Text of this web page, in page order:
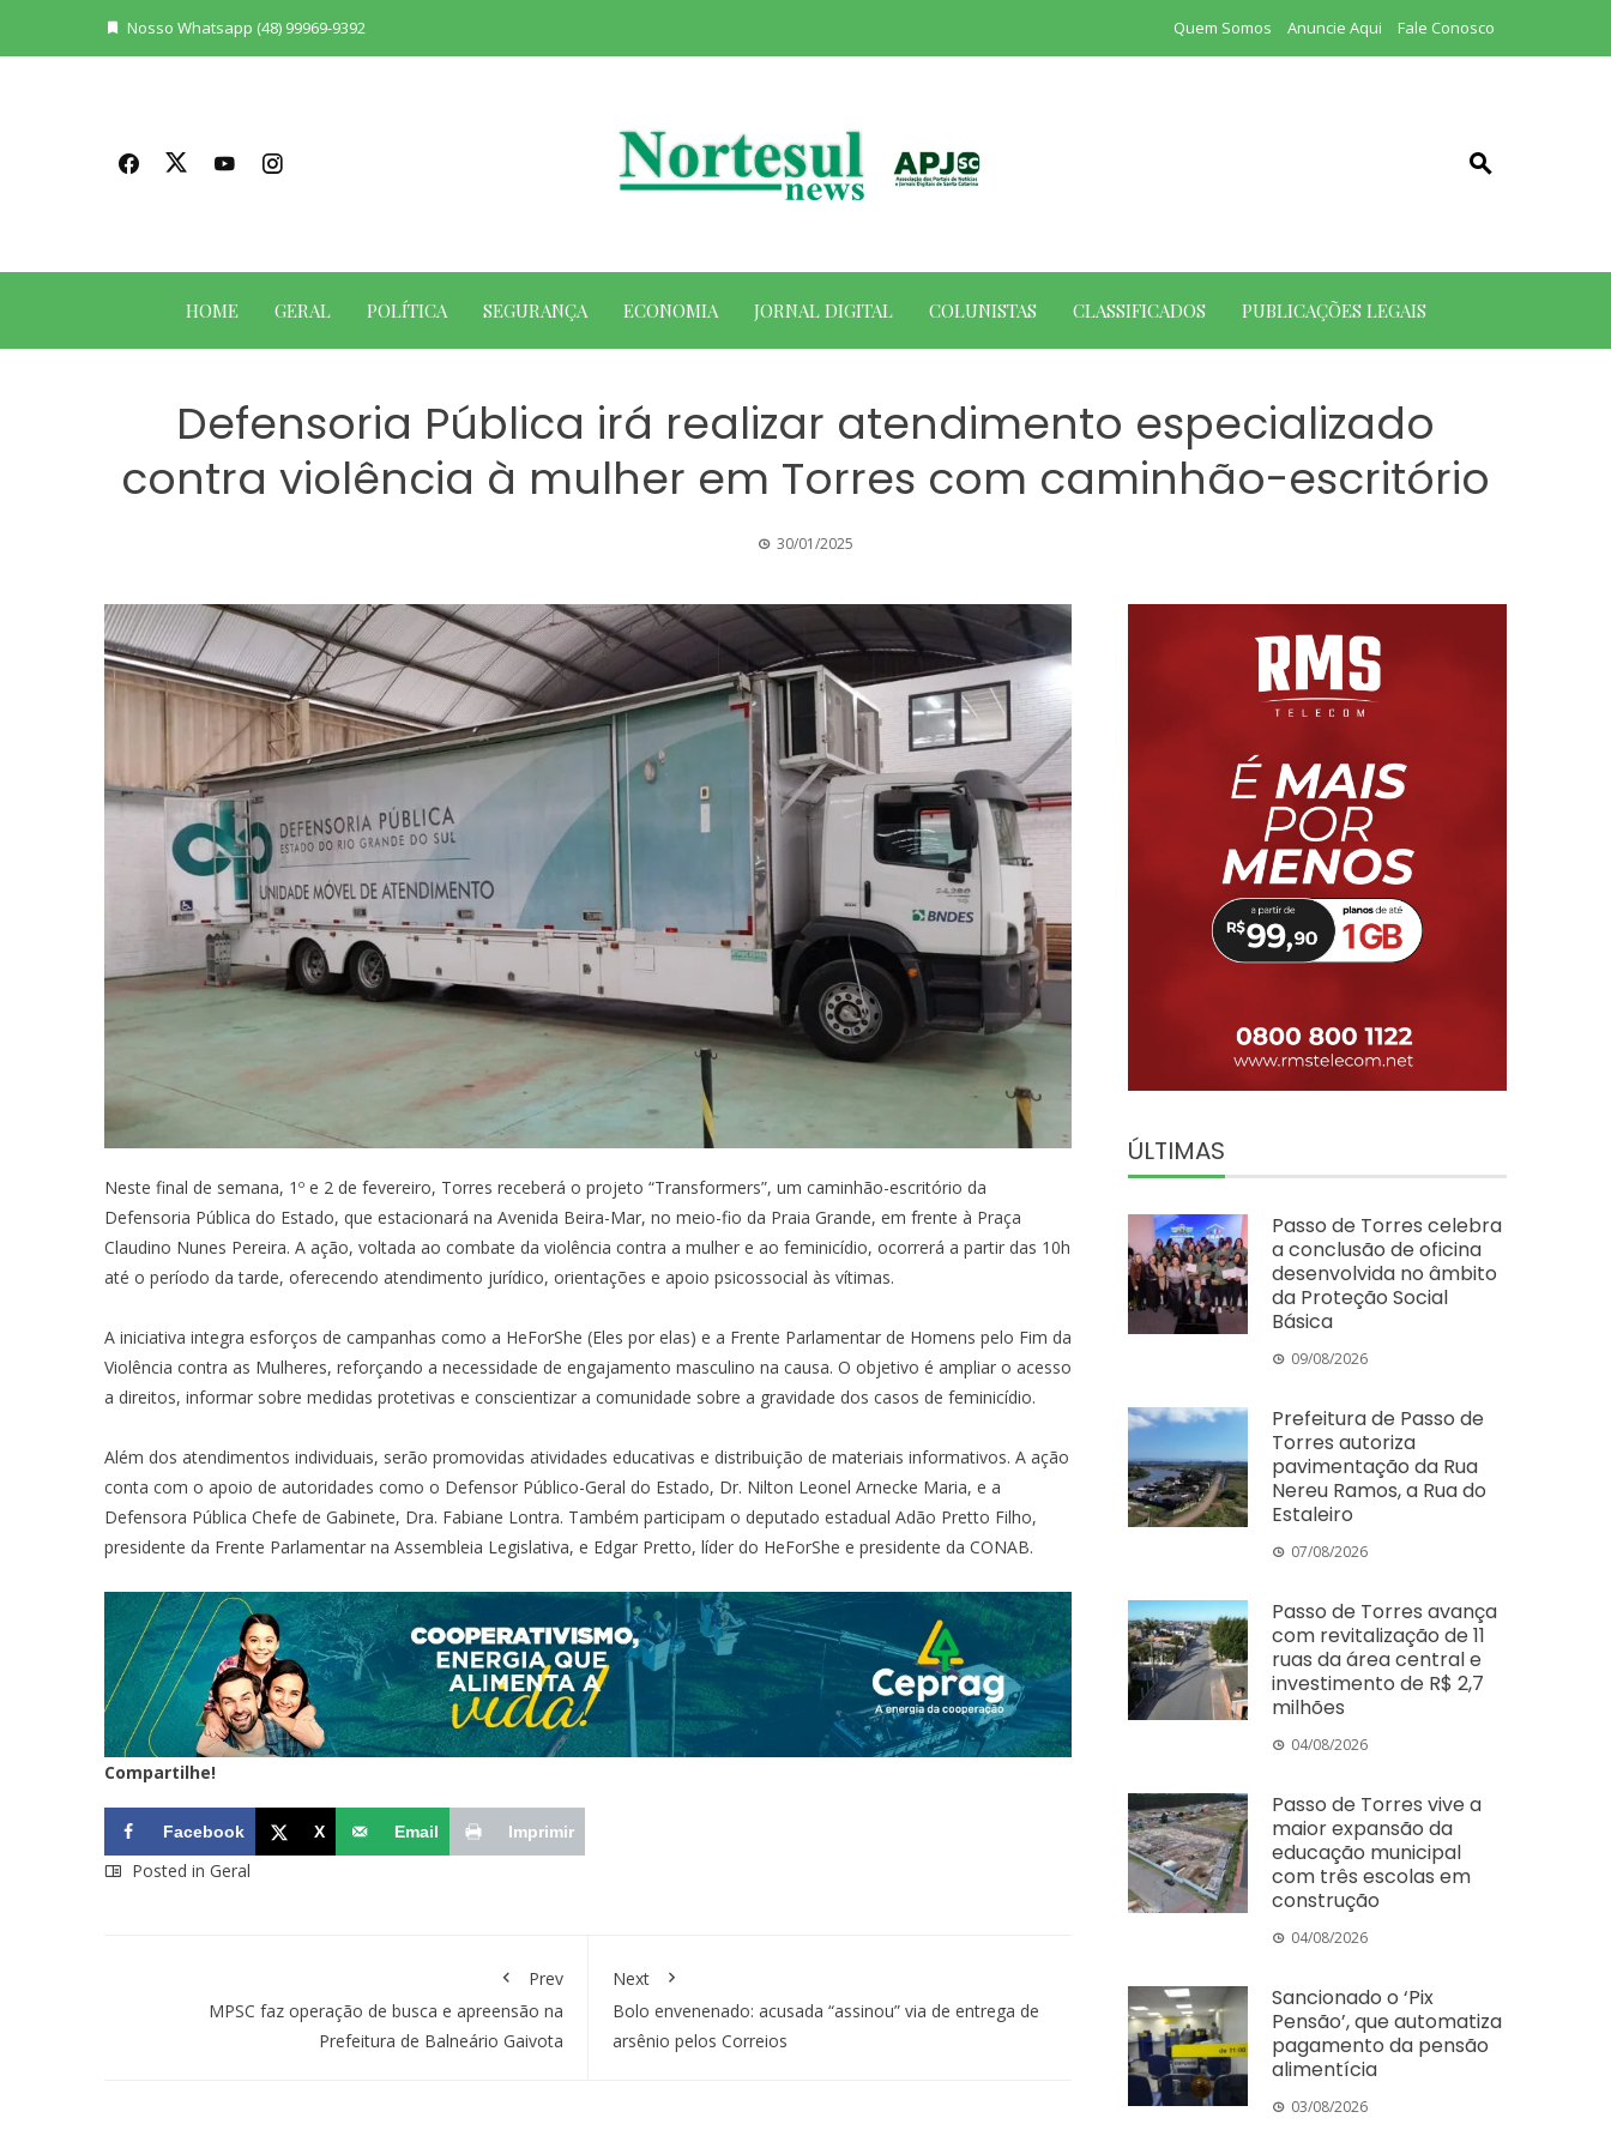
Nosso Whatsapp (48) 99969-9392 Quem Somos Anuncie Aqui Fale Conosco
HOME GERAL POLÍTICA SEGURANÇA ECONOMIA JORNAL DIGITAL COLUNISTAS CLASSIFICADOS PUBLICAÇÕES LEGAIS
Defensoria Pública irá realizar atendimento especializado
contra violência à mulher em Torres com caminhão-escritório
30/01/2025
Neste final de semana, 1º e 2 de fevereiro, Torres receberá o projeto “Transformers”, um caminhão-escritório da
Defensoria Pública do Estado, que estacionará na Avenida Beira-Mar, no meio-fio da Praia Grande, em frente à Praça
Claudino Nunes Pereira. A ação, voltada ao combate da violência contra a mulher e ao feminicídio, ocorrerá a partir das 10h
até o período da tarde, oferecendo atendimento jurídico, orientações e apoio psicossocial às vítimas.
A iniciativa integra esforços de campanhas como a HeForShe (Eles por elas) e a Frente Parlamentar de Homens pelo Fim da
Violência contra as Mulheres, reforçando a necessidade de engajamento masculino na causa. O objetivo é ampliar o acesso
a direitos, informar sobre medidas protetivas e conscientizar a comunidade sobre a gravidade dos casos de feminicídio.
Além dos atendimentos individuais, serão promovidas atividades educativas e distribuição de materiais informativos. A ação
conta com o apoio de autoridades como o Defensor Público-Geral do Estado, Dr. Nilton Leonel Arnecke Maria, e a
Defensora Pública Chefe de Gabinete, Dra. Fabiane Lontra. Também participam o deputado estadual Adão Pretto Filho,
presidente da Frente Parlamentar na Assembleia Legislativa, e Edgar Pretto, líder do HeForShe e presidente da CONAB.
Compartilhe!
Facebook X Email Imprimir
Posted in Geral
Prev
MPSC faz operação de busca e apreensão na
Prefeitura de Balneário Gaivota
Next
Bolo envenenado: acusada “assinou” via de entrega de
arsênio pelos Correios
ÚLTIMAS
Passo de Torres celebra
a conclusão de oficina
desenvolvida no âmbito
da Proteção Social
Básica
09/08/2026
Prefeitura de Passo de
Torres autoriza
pavimentação da Rua
Nereu Ramos, a Rua do
Estaleiro
07/08/2026
Passo de Torres avança
com revitalização de 11
ruas da área central e
investimento de R$ 2,7
milhões
04/08/2026
Passo de Torres vive a
maior expansão da
educação municipal
com três escolas em
construção
04/08/2026
Sancionado o ‘Pix
Pensão’, que automatiza
pagamento da pensão
alimentícia
03/08/2026